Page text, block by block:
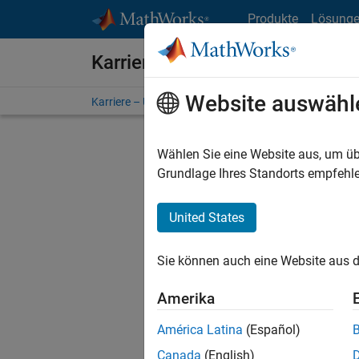
Produkte
Karriere bei MathWorks
Karriere – Übersicht Stellensuche
FILTER:
Stellen
Es
Region
Website
Wählen Sie eine Website aus, um
Grundlage Ihres Standorts
United States
Sie können auch eine Website aus
Amerika
América Latina (Español)
Canada (English)